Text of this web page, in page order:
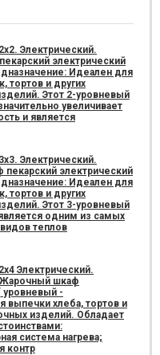
Электрический.
электрический
Идеален для
тортов и других
Этот 2-уровневый
увеличивает
и является
Электрический.
пекарский электрический
Идеален для
тортов и других
Этот 3-уровневый
одним из самых
теплов
Электрический.
шкаф
уровневый -
выпечки хлеба, тортов и
изделий. Обладает
система нагрева;
контр